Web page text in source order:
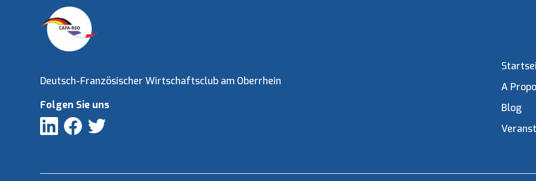
A
Blog
Deutsch-Französischer Wirtschaftsclub am Oberrhein
Folgen Sie uns